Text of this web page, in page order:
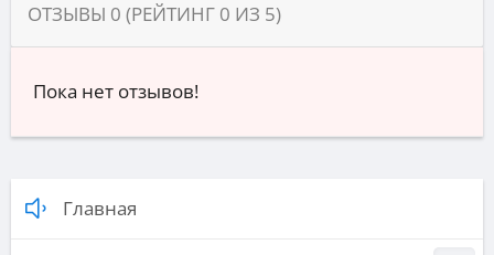
ОТЗЫВЫ 0 (РЕЙТИНГ 0 ИЗ 5)
Пока нет отзывов!
Главная